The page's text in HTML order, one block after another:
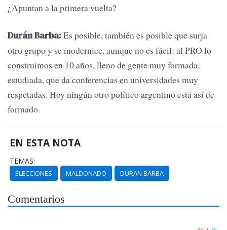
¿Apuntan a la primera vuelta?
Durán Barba:Es posible, también es posible que surja
otro grupo y se modernice, aunque no es fácil: al PRO lo
construimos en 10 años, lleno de gente muy formada,
estudiada, que da conferencias en universidades muy
respetadas. Hoy ningún otro político argentino está así de
formado.
EN ESTA NOTA
TEMAS:
ELECCIONES MALDONADO DURAN BARBA
Comentarios